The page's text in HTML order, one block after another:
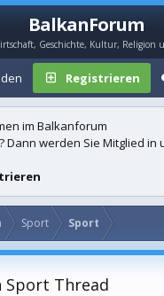
BalkanForum
Geschichte, Kultur, Religion
Registrieren
im Balkanforum
Dann werden Sie Mitglied in
Sport Sport
Sport Thread